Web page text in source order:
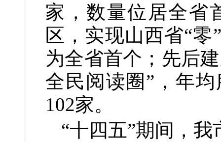
家，数量位居全省
区，实现山西省“
为全省首个；先后
全民阅读圈”，年
102家。
“十四五”期间，